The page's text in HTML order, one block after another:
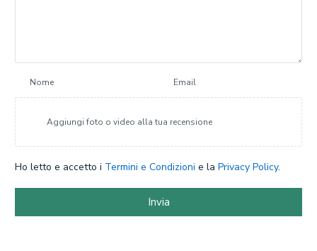
Nome Email
Aggiungi foto o video alla tua recensione
Ho letto e accetto i Termini e Condizioni e la Privacy Policy.
Invia